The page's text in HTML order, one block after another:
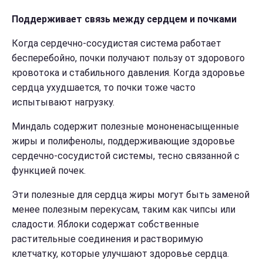
Поддерживает связь между сердцем и почками
Когда сердечно-сосудистая система работает
бесперебойно, почки получают пользу от здорового
кровотока и стабильного давления. Когда здоровье
сердца ухудшается, то почки тоже часто
испытывают нагрузку.
Миндаль содержит полезные мононенасыщенные
жиры и полифенолы, поддерживающие здоровье
сердечно-сосудистой системы, тесно связанной с
функцией почек.
Эти полезные для сердца жиры могут быть заменой
менее полезным перекусам, таким как чипсы или
сладости. Яблоки содержат собственные
растительные соединения и растворимую
клетчатку, которые улучшают здоровье сердца.